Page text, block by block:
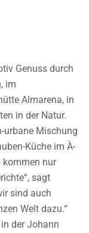
Genuss durch
im
Almarena, in
in der Natur.
urbane Mischung
Küche im À-
kommen nur
sagt
sind auch
Welt dazu.“
der Johann